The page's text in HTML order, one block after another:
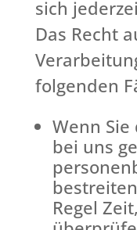
sich
Das Recht
folgenden
Wenn
bei uns
Regel